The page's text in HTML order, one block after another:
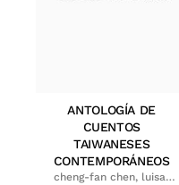
ANTOLOGÍA DE
CUENTOS
TAIWANESES
CONTEMPORÁNEOS
cheng-fan chen, luisa;